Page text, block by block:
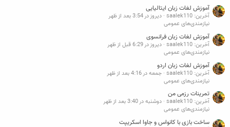
آموزش لغات زبان ایتالیایی
آخرین: saalek110
دیروز در 3:54 بعد از ظهر
نیازمندی‌های عمومی
آموزش لغات زبان فرانسوی
آخرین: saalek110
دیروز در 6:29 قبل از ظهر
نیازمندی‌های عمومی
آموزش لغات زبان اردو
آخرین: saalek110
جمعه در 4:16 بعد از ظهر
نیازمندی‌های عمومی
تمرینات رزمی من
آخرین: saalek110
دوشنبه در 3:40 بعد از ظهر
نیازمندی‌های عمومی
ساخت بازی با کانواس و جاوا اسکریپت